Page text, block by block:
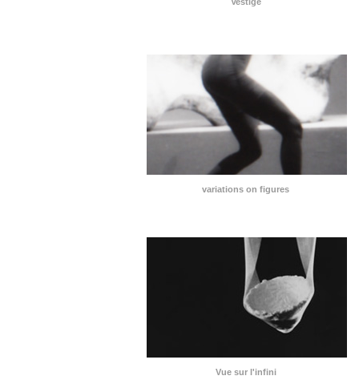
variations on figures
Vue sur l'infini